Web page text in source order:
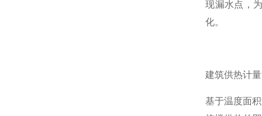
现漏水点，
化。
建筑供热计
基于温度面